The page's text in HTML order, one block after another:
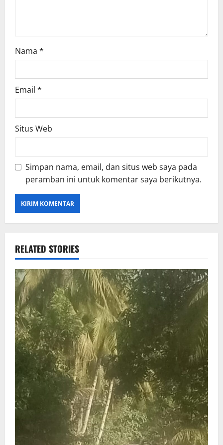
Nama *
Email *
Situs Web
Simpan nama, email, dan situs web saya pada
peramban ini untuk komentar saya berikutnya.
RELATED STORIES